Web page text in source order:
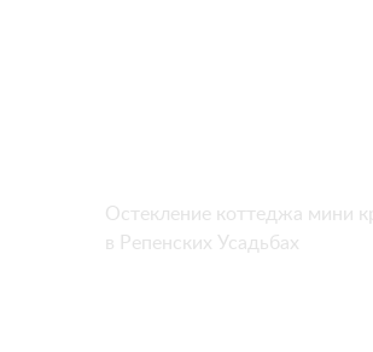
Остекление коттеджа мини
в Репенских Усадьбах